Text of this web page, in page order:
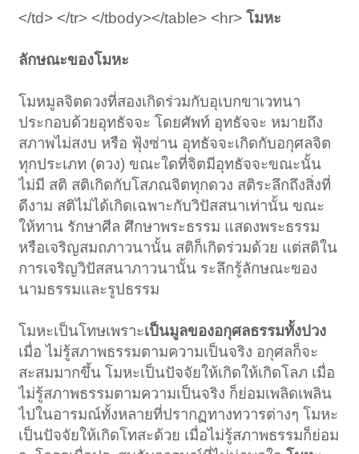
</td> </tr> </tbody></table> <hr>โมหะ
ลักษณะของโมหะ
โมหมูลจิตดวงที่สองเกิดร่วมกับอุเบกขาเวทนา
ประกอบด้วยอุทธัจจะ โดยศัพท์ อุทธัจจะ หมายถึง
สภาพไม่สงบ หรือ ฟุ้งซ่าน อุทธัจจะเกิดกับอกุศลจิต
ทุกประเภท (ดวง) ขณะใดที่จิตมีอุทธัจจะขณะนั้น
ไม่มี สติ สติเกิดกับโสภณจิตทุกดวง สติระลึกถึงสิ่งที่
ดีงาม สติไม่ได้เกิดเฉพาะกับวิปัสสนาเท่านั้น ขณะ
ให้ทาน รักษาศีล ศึกษาพระธรรม แสดงพระธรรม
หรือเจริญสมถภาวนานั้น สติก็เกิดร่วมด้วย แต่สติใน
การเจริญวิปัสสนาภาวนานั้น ระลึกรู้ลักษณะของ
นามธรรมและรูปธรรม
โมหะเป็นโทษเพราะเป็นมูลของอกุศลธรรมทั้งปวง
เมื่อ ไม่รู้สภาพธรรมตามความเป็นจริง อกุศลก็จะ
สะสมมากขึ้น โมหะเป็นปัจจัยให้เกิดให้เกิดโลภ เมื่อ
ไม่รู้สภาพธรรมตามความเป็นจริง ก็ย่อมเพลิดเพลิน
ไปในอารมณ์ทั้งหลายที่ปรากฏทางทวารต่างๆ โมหะ
เป็นปัจจัยให้เกิดโทสะด้วย เมื่อไม่รู้สภาพธรรมก็ย่อม